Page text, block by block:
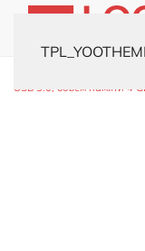
USB 3.0, объем памяти 4